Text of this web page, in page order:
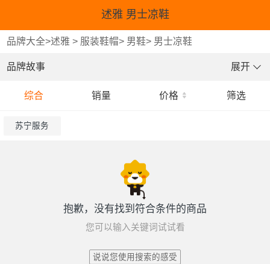
述雅 男士凉鞋
品牌大全>述雅 > 服装鞋帽> 男鞋> 男士凉鞋
品牌故事 展开
综合 销量 价格 筛选
苏宁服务
抱歉，没有找到符合条件的商品
您可以输入关键词试试看
说说您使用搜索的感受